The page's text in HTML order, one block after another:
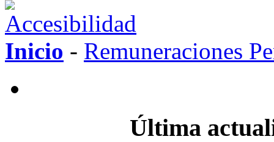
Inicio - Remuneraciones
Última